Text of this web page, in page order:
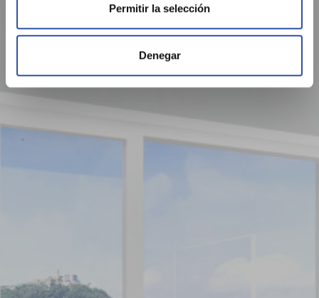
Permitir la selección
Denegar